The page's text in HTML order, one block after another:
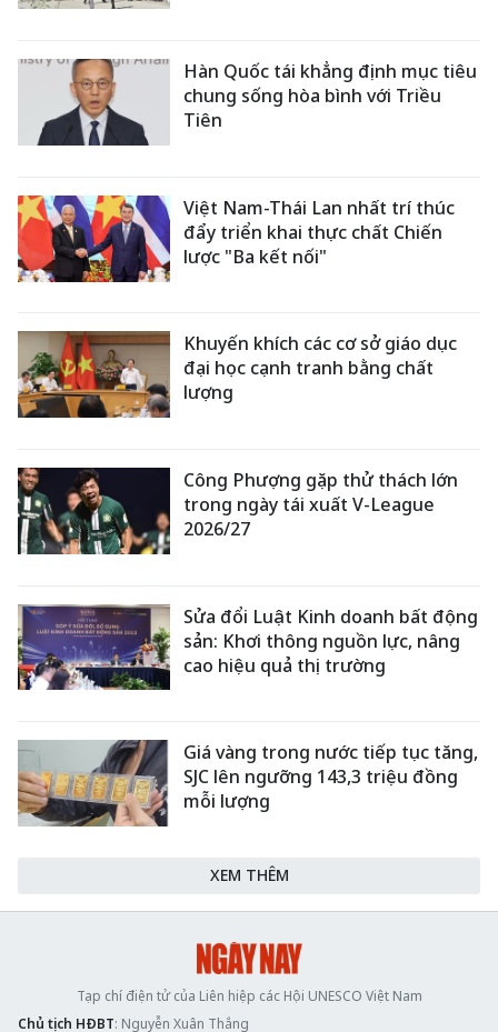
Hàn Quốc tái khẳng định mục tiêu
chung sống hòa bình với Triều
Tiên
Việt Nam-Thái Lan nhất trí thúc
đẩy triển khai thực chất Chiến
lược "Ba kết nối"
Khuyến khích các cơ sở giáo dục
đại học cạnh tranh bằng chất
lượng
Công Phượng gặp thử thách lớn
trong ngày tái xuất V-League
2026/27
Sửa đổi Luật Kinh doanh bất động
sản: Khơi thông nguồn lực, nâng
cao hiệu quả thị trường
Giá vàng trong nước tiếp tục tăng,
SJC lên ngưỡng 143,3 triệu đồng
mỗi lượng
XEM THÊM
Tạp chí điện tử của Liên hiệp các Hội UNESCO Việt Nam
Chủ tịch HĐBT: Nguyễn Xuân Thắng